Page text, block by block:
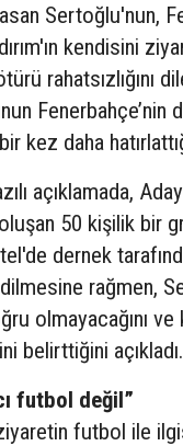
Sertoğlu'nun,
kendisini
rahatsızlığını
Fenerbahçe’nin
kez daha
açıklamada,
50 kişilik bir
dernek
rağmen,
olmayacağını ve
belirttiğini açıkladı.
futbol değil”
futbol ile